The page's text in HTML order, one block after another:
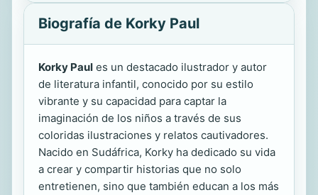
Biografía de Korky Paul
Korky Paul es un destacado ilustrador y autor
de literatura infantil, conocido por su estilo
vibrante y su capacidad para captar la
imaginación de los niños a través de sus
coloridas ilustraciones y relatos cautivadores.
Nacido en Sudáfrica, Korky ha dedicado su vida
a crear y compartir historias que no solo
entretienen, sino que también educan a los más